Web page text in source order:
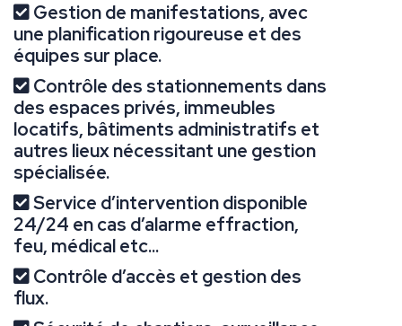
Gestion de manifestations, avec
une planification rigoureuse et des
équipes sur place.
Contrôle des stationnements dans
des espaces privés, immeubles
locatifs, bâtiments administratifs et
autres lieux nécessitant une gestion
spécialisée.
Service d’intervention disponible
24/24 en cas d’alarme effraction,
feu, médical etc...
Contrôle d’accès et gestion des
flux.